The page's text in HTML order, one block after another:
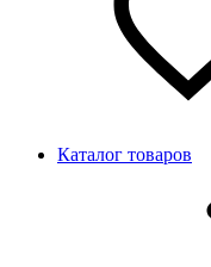
Каталог товаров